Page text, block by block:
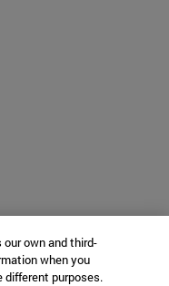
own and third-
when you
different purposes.